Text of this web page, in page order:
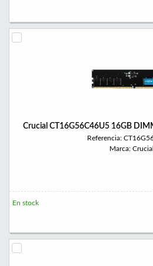
Crucial CT16G56C46U5 16GB
Referencia:
Marca: Crucial
En stock